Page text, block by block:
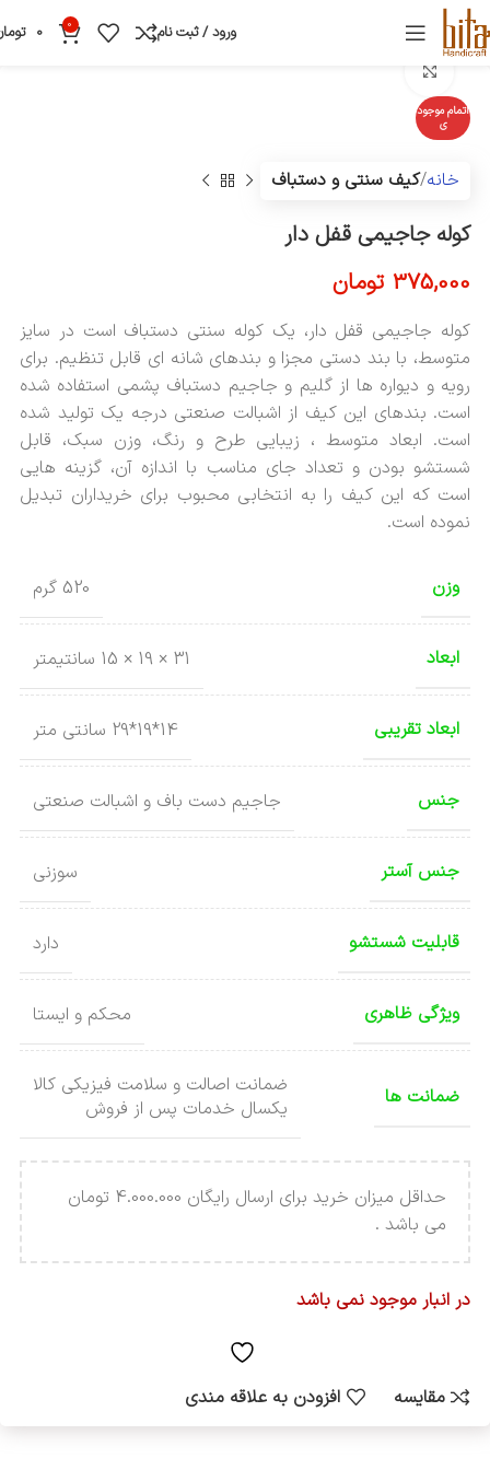
ورود / ثبت نام 0
0
اتمام موجود
ی
خانه کیف سنتی و دستباف
کوله جاجیمی قفل دار
375,000 تومان
کوله جاجیمی قفل دار، یک کوله سنتی دستباف است در سایز
متوسط، با بند دستی مجزا و بندهای شانه ای قابل تنظیم. برای
رویه و دیواره ها از گلیم و جاجیم دستباف پشمی استفاده شده
است. بندهای این کیف از اشبالت صنعتی درجه یک تولید شده
است. ابعاد متوسط ، زیبایی طرح و رنگ، وزن سبک، قابل
شستشو بودن و تعداد جای مناسب با اندازه آن، گزینه هایی
است که این کیف را به انتخابی محبوب برای خریداران تبدیل
نموده است.
وزن 520 گرم
ابعاد 31 × 19 × 15 سانتیمتر
ابعاد تقریبی 14*19*29 سانتی متر
جنس جاجیم دست باف و اشبالت صنعتی
جنس آستر سوزنی
قابلیت شستشو دارد
ویژگی ظاهری محکم و ایستا
ضمانت ها
ضمانت اصالت و سلامت فیزیکی کالا
یکسال خدمات پس از فروش
حداقل میزان خرید برای ارسال رایگان 4.000.000 تومان
می باشد .
در انبار موجود نمی باشد
مقایسه افزودن به علاقه مندی